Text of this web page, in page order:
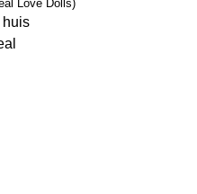
Love Dolls)
huis